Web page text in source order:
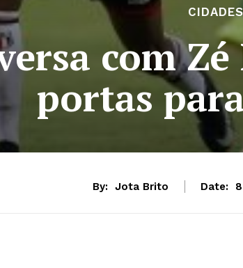
CIDADES
com
portas
By: Jota Brito Date: